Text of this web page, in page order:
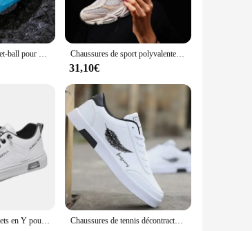
Chaussures de basket-ball pour hommes, entraînement professionnel, Combat réel, baskets basses, mode sport scolaire, grand garçon, nouvelle collection Chaussures de sport polyvalentes à la mode et confortables, semelle souple, rehausseur de hauteur, décontracté, meilleure vente
31,10€
Baskets basses à lacets en Y pour jeunes hommes, chaussures blanches, confortables, décontractées, respirantes, UOSU, modèle populaire, nouveau, 2024 Chaussures de tennis décontractées respirantes pour hommes, chaussures à imprimé plume, baskets plates d'extérieur, 2019, 67